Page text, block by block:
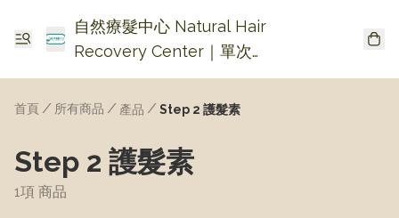
自然療髮中心 Natural Hair
Recovery Center｜單次收
費生髮・頭皮頭瘡護理
首頁 / 所有商品 / 產品 / Step 2 護髮素
Step 2 護髮素
1項 商品